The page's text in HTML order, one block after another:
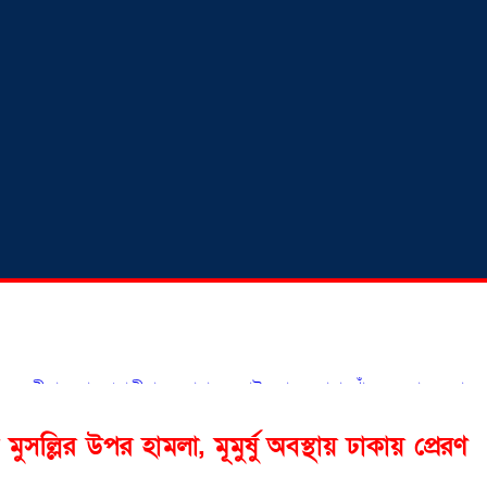
প্রবাসীরা — মোহাম্মদ সাইফুল্লাহ্ সোনারগাঁওয়ে ভয়াবহ লোডশেডিংয়ে
উপর হামলা, মূমুর্ষু অবস্থায় ঢাকায় প্রেরণ